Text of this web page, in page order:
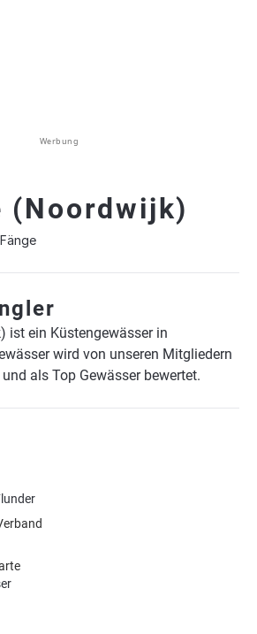
Werbung
(Noordwijk)
ist ein Küstengewässer in
wird von unseren Mitgliedern
als Top Gewässer bewertet.